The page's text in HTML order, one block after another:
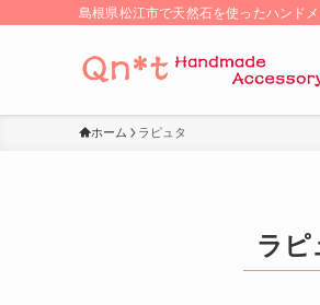
島根県松江市で天然石を使ったハンド
ホーム ラピュタ
ラピ